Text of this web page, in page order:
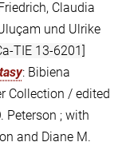
Claudia
und Ulrike
TIE 13-6201]
: Bibiena
Collection / edited
Peterson ; with
and Diane M.